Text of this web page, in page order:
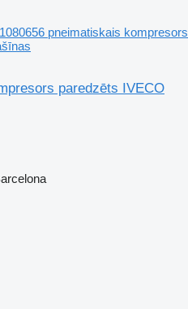
pneimatiskais kompresors
paredzēts IVECO